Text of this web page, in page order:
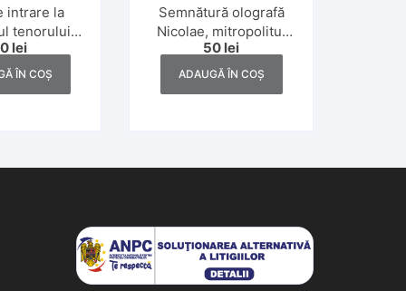
intrare la
tenorului
Vassiliu
lei
ÎN COȘ
Semnătură olografă
Nicolae, mitropolitul
Banatului
50 lei
ADAUGĂ ÎN COȘ